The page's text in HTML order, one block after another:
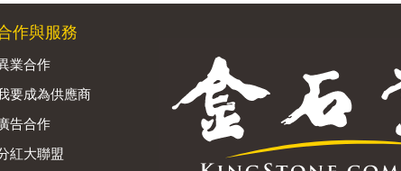
作與服務
業合作
要成為供應商
告合作
紅大聯盟